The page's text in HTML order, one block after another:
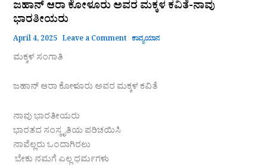
ಜಹಾನ್ ಆರಾ ಕೋಳೂರು ಅವರ ಮಕ್ಕಳ ಕವಿತೆ-ನಾವು
ಭಾರತೀಯರು
April 4, 2025 Leave a Comment ಕಾವ್ಯಯಾನ
ಮಕ್ಕಳ ಸಂಗಾತಿ
ಜಹಾನ್ ಆರಾ ಕೋಳೂರು ಅವರ ಮಕ್ಕಳ ಕವಿತೆ
ನಾವು ಭಾರತೀಯರು
ಭಾರತದ ಸಂಸ್ಕೃತಿಯ ಪರಿಚಯಿಸಿ
ನಾವೆಲ್ಲರು ಒಂದಾಗಿರಲು
ಬೇಕು ನಮಗೆ ಎಲ್ಲ ಧರ್ಮಗಳು